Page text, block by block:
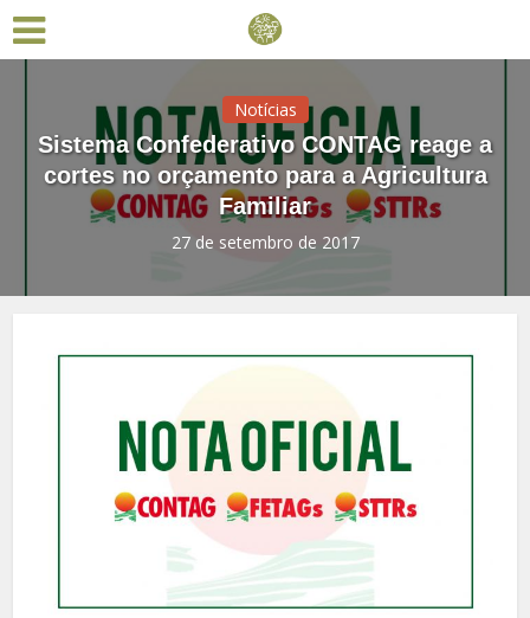
Notícias
Sistema Confederativo CONTAG reage a
cortes no orçamento para a Agricultura
Familiar
27 de setembro de 2017